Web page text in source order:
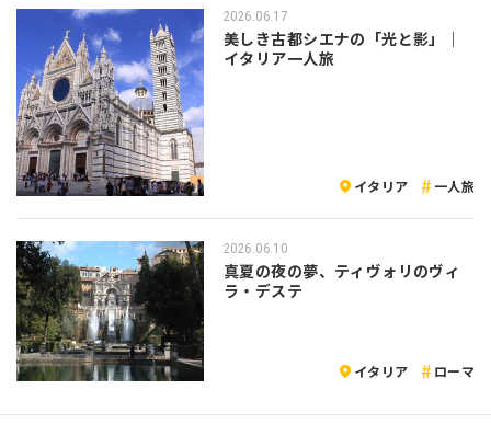
2026.06.17
美しき古都シエナの「光と影」｜
イタリア一人旅
イタリア 一人旅
2026.06.10
真夏の夜の夢、ティヴォリのヴィ
ラ・デステ
イタリア ローマ